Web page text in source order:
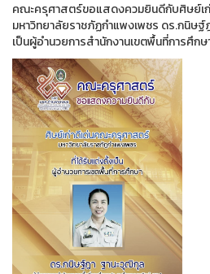
คณะครุศาสตร์ขอแสดงควมยินดีกับศิษย์เ
มหาวิทยาลัยราชภัฏกำแพงเพชร ดร.กนิษ
เป็นผู้อำนวยการสำนักงานเขตพื้นที่การศึก